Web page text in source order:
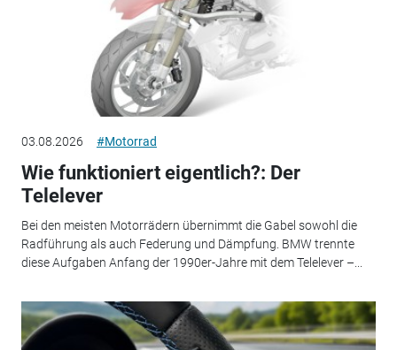
03.08.2026 #Motorrad
Wie funktioniert eigentlich?: Der
Telelever
Bei den meisten Motorrädern übernimmt die Gabel sowohl die
Radführung als auch Federung und Dämpfung. BMW trennte
diese Aufgaben Anfang der 1990er-Jahre mit dem Telelever –...